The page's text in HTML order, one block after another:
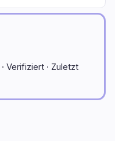
· Verifiziert · Zuletzt